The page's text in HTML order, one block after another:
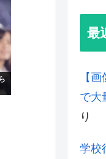
最
【
で大
り
学校